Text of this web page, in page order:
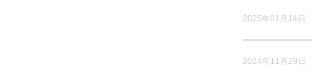
2025年01月14日
2024年11月29日